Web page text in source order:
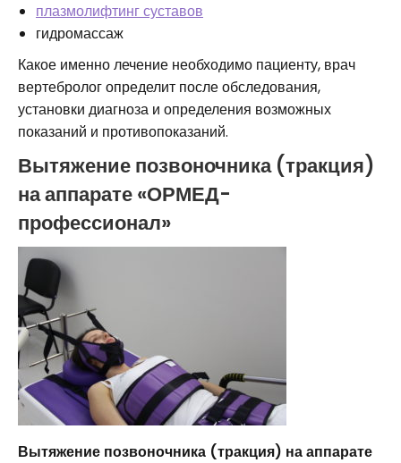
плазмолифтинг суставов
гидромассаж
Какое именно лечение необходимо пациенту, врач
вертебролог определит после обследования,
установки диагноза и определения возможных
показаний и противопоказаний.
Вытяжение позвоночника (тракция)
на аппарате «ОРМЕД-
профессионал»
Вытяжение позвоночника (тракция) на аппарате